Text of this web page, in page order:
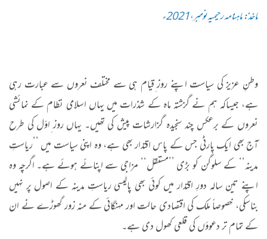
ماخذ: ماہنامہ رحیمیہ نومبر،2021ء
وطنِ عزیز کی سیاست اپنے روز ِقیام ہی سے مختلف نعروں سے عبارت رہی
ہے، جیساکہ ہم نے گزشتہ ماہ کے شذرات میں یہاں اسلامی نظام کے نمائشی
نعروں کے برعکس چند سنجیدہ گزارشات پیش کی تھیں۔ یہاں روز ِاوّل کی طرح
آج بھی ایک پارٹی جس کے پاس اقتدار بھی ہے، وہ اپنی سیاست میں ’’ریاستِ
مدینہ‘‘ کے سلوگن کو بڑی ’’مستقل‘‘ مزاجی سے اپنائے ہوئے ہے۔ اگرچہ وہ
اپنے تین سالہ دورِ اقتدار میں کوئی بھی پالیسی ریاستِ مدینہ کے اصول پر نہیں
بناسکی، خصوصاً ملک کی اقتصادی حالت اور مہنگائی کے منہ زور گھوڑے نے ان
کے تمام تر دعوؤں کی قلعی کھول دی ہے۔